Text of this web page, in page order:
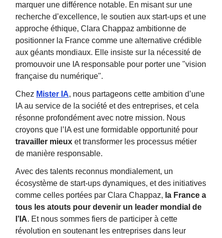
marquer une différence notable. En misant sur une
recherche d’excellence, le soutien aux start-ups et une
approche éthique, Clara Chappaz ambitionne de
positionner la France comme une alternative crédible
aux géants mondiaux. Elle insiste sur la nécessité de
promouvoir une IA responsable pour porter une "vision
française du numérique".
Chez Mister IA, nous partageons cette ambition d’une
IA au service de la société et des entreprises, et cela
résonne profondément avec notre mission. Nous
croyons que l’IA est une formidable opportunité pour
travailler mieux et transformer les processus métier
de manière responsable.
Avec des talents reconnus mondialement, un
écosystème de start-ups dynamiques, et des initiatives
comme celles portées par Clara Chappaz, la France a
tous les atouts pour devenir un leader mondial de
l’IA. Et nous sommes fiers de participer à cette
révolution en soutenant les entreprises dans leur